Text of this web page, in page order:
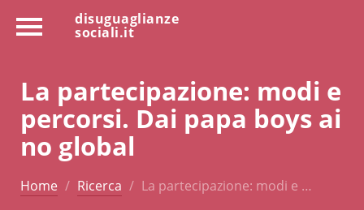
disuguaglianze
sociali.it
La partecipazione: modi e
percorsi. Dai papa boys ai
no global
Home Ricerca La partecipazione: modi e …